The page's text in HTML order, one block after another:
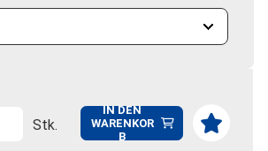
Stk.
IN DEN
WARENKOR
B